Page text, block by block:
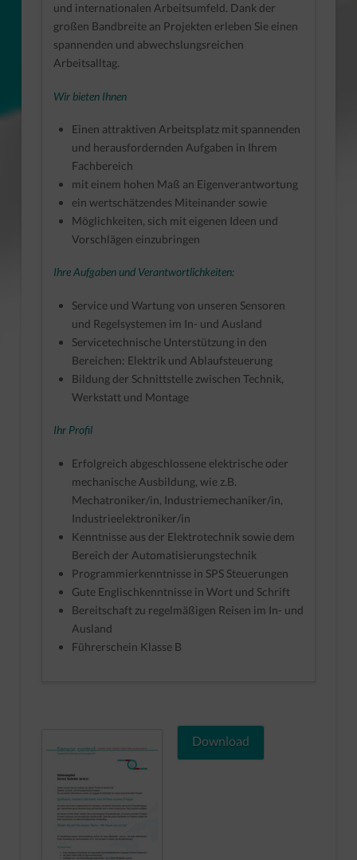
und internationalen Arbeitsumfeld. Dank der
großen Bandbreite an Projekten erleben Sie einen
spannenden und abwechslungsreichen
Arbeitsalltag.
Wir bieten Ihnen
Einen attraktiven Arbeitsplatz mit spannenden
und herausfordernden Aufgaben in Ihrem
Fachbereich
mit einem hohen Maß an Eigenverantwortung
ein wertschätzendes Miteinander sowie
Möglichkeiten, sich mit eigenen Ideen und
Vorschlägen einzubringen
Ihre Aufgaben und Verantwortlichkeiten:
Service und Wartung von unseren Sensoren
und Regelsystemen im In- und Ausland
Servicetechnische Unterstützung in den
Bereichen: Elektrik und Ablaufsteuerung
Bildung der Schnittstelle zwischen Technik,
Werkstatt und Montage
Ihr Profil
Erfolgreich abgeschlossene elektrische oder
mechanische Ausbildung, wie z.B.
Mechatroniker/in, Industriemechaniker/in,
Industrieelektroniker/in
Kenntnisse aus der Elektrotechnik sowie dem
Bereich der Automatisierungstechnik
Programmierkenntnisse in SPS Steuerungen
Gute Englischkenntnisse in Wort und Schrift
Bereitschaft zu regelmäßigen Reisen im In- und
Ausland
Führerschein Klasse B
Download